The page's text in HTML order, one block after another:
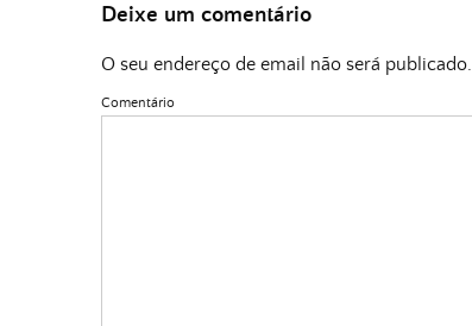
Deixe um comentário
O seu endereço de email não será publicado.
Comentário